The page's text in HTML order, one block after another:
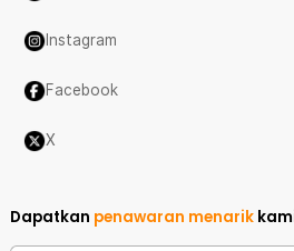
Instagram
Facebook
X
Dapatkan penawaran menarik